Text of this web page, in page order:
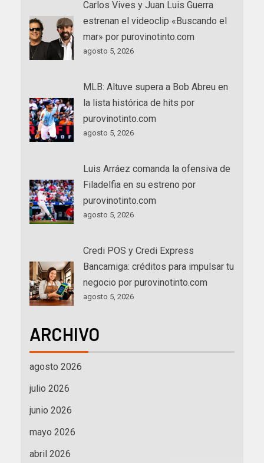
Carlos Vives y Juan Luis Guerra
estrenan el videoclip «Buscando el
mar» por purovinotinto.com
agosto 5, 2026
MLB: Altuve supera a Bob Abreu en
la lista histórica de hits por
purovinotinto.com
agosto 5, 2026
Luis Arráez comanda la ofensiva de
Filadelfia en su estreno por
purovinotinto.com
agosto 5, 2026
Credi POS y Credi Express
Bancamiga: créditos para impulsar tu
negocio por purovinotinto.com
agosto 5, 2026
ARCHIVO
agosto 2026
julio 2026
junio 2026
mayo 2026
abril 2026